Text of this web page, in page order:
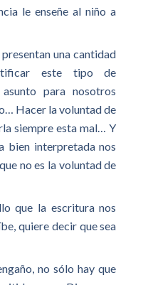
le enseñe al niño a
una cantidad
este tipo de
para nosotros
Hacer la voluntad de
siempre esta mal… Y
bien interpretada nos
no es la voluntad de
que la escritura nos
quiere decir que sea
no sólo hay que